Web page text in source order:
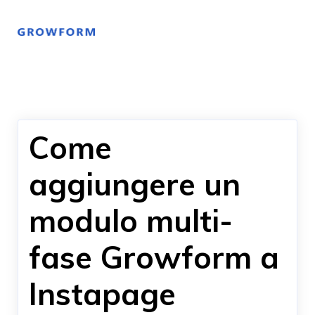
Come
aggiungere un
modulo multi-
fase Growform a
Instapage